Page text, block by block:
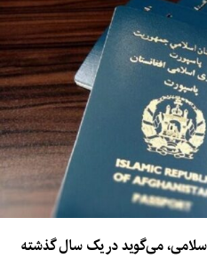
می‌گوید در یک سال گذشته